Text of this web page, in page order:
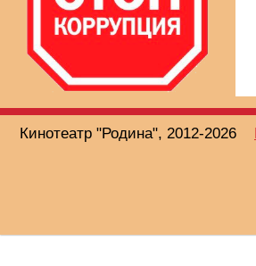
Кинотеатр "Родина", 2012-2026